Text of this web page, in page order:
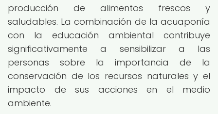
producción de alimentos frescos y
saludables. La combinación de la acuaponía
con la educación ambiental contribuye
significativamente a sensibilizar a las
personas sobre la importancia de la
conservación de los recursos naturales y el
impacto de sus acciones en el medio
ambiente.